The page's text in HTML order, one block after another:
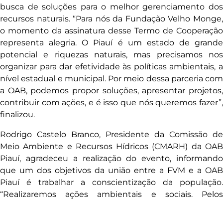
busca de soluções para o melhor gerenciamento dos
recursos naturais. “Para nós da Fundação Velho Monge,
o momento da assinatura desse Termo de Cooperação
representa alegria. O Piauí é um estado de grande
potencial e riquezas naturais, mas precisamos nos
organizar para dar efetividade às políticas ambientais, a
nível estadual e municipal. Por meio dessa parceria com
a OAB, podemos propor soluções, apresentar projetos,
contribuir com ações, e é isso que nós queremos fazer”,
finalizou.
Rodrigo Castelo Branco, Presidente da Comissão de
Meio Ambiente e Recursos Hídricos (CMARH) da OAB
Piauí, agradeceu a realização do evento, informando
que um dos objetivos da união entre a FVM e a OAB
Piauí é trabalhar a conscientização da população.
“Realizaremos ações ambientais e sociais. Pelos